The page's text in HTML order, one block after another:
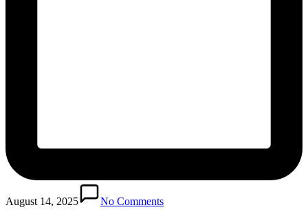
August 14, 2025
No Comments